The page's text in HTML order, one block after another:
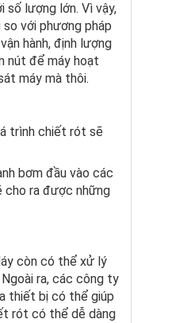
lượng lớn. Vì vậy,
với phương pháp
hành, định lượng
nút để máy hoạt
máy mà thôi.
trình chiết rót sẽ
bơm đầu vào các
cho ra được những
còn có thể xử lý
ra, các công ty
thiết bị có thể giúp
rót có thể dễ dàng